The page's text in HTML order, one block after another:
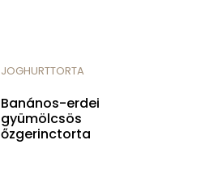
JOGHURTTORTA
Banános-erdei
gyümölcsös
őzgerinctorta